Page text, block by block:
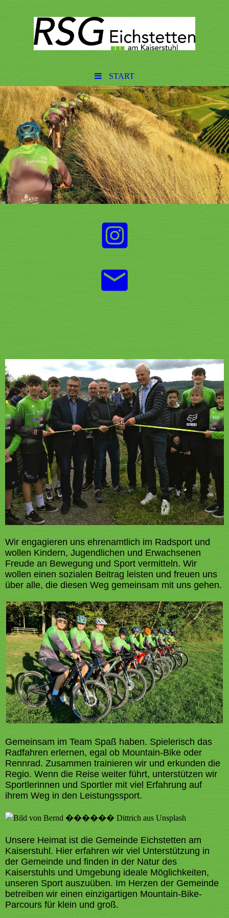
START
Wir engagieren uns ehrenamtlich im Radsport und
wollen Kindern, Jugendlichen und Erwachsenen
Freude an Bewegung und Sport vermitteln. Wir
wollen einen sozialen Beitrag leisten und freuen uns
über alle, die diesen Weg gemeinsam mit uns gehen.
Gemeinsam im Team Spaß haben. Spielerisch das
Radfahren erlernen, egal ob Mountain-Bike oder
Rennrad. Zusammen trainieren wir und erkunden die
Regio. Wenn die Reise weiter führt, unterstützen wir
Sportlerinnen und Sportler mit viel Erfahrung auf
ihrem Weg in den Leistungssport.
Unsere Heimat ist die Gemeinde Eichstetten am
Kaiserstuhl. Hier erfahren wir viel Unterstützung in
der Gemeinde und finden in der Natur des
Kaiserstuhls und Umgebung ideale Möglichkeiten,
unseren Sport auszuüben. Im Herzen der Gemeinde
betreiben wir einen einzigartigen Mountain-Bike-
Parcours für klein und groß.